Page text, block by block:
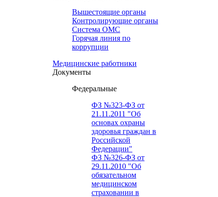
Вышестоящие органы
Контролирующие органы
Система ОМС
Горячая линия по
коррупции
Медицинские работники
Документы
Федеральные
ФЗ №323-ФЗ от
21.11.2011 "Об
основах охраны
здоровья граждан в
Российской
Федерации"
ФЗ №326-ФЗ от
29.11.2010 "Об
обязательном
медицинском
страховании в